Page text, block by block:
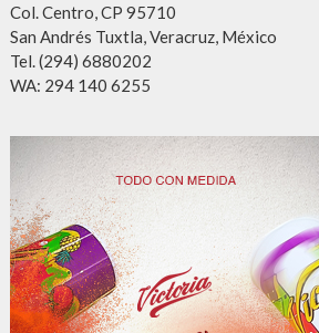
Col. Centro, CP 95710
San Andrés Tuxtla, Veracruz, México
Tel. (294) 6880202
WA: 294 140 6255